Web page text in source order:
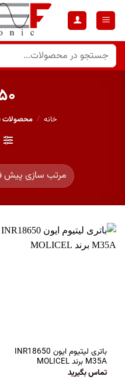
خانه / محصولات
باتری لیتیوم ایون INR18650
M35A برند MOLICEL
تماس بگیرید